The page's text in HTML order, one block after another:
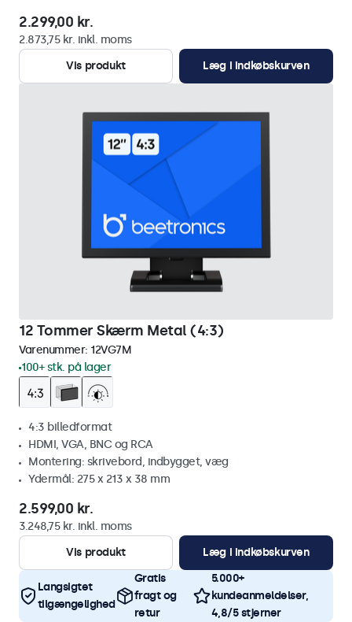
2.299,00 kr.
2.873,75 kr. inkl. moms
Vis produkt
Læg i indkøbskurven
12 Tommer Skærm Metal (4:3)
Varenummer: 12VG7M
100+ stk. på lager
4:3 billedformat
HDMI, VGA, BNC og RCA
Montering: skrivebord, indbygget, væg
Ydermål: 275 x 213 x 38 mm
2.599,00 kr.
3.248,75 kr. inkl. moms
Vis produkt
Læg i indkøbskurven
Langsigtet
tilgængelighed
Gratis
fragt og
retur
5.000+
kundeanmeldelser,
4,8/5 stjerner